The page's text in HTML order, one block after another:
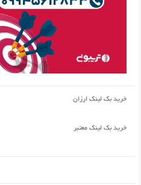
خرید بک لینک ارزان
خرید بک لینک معتبر